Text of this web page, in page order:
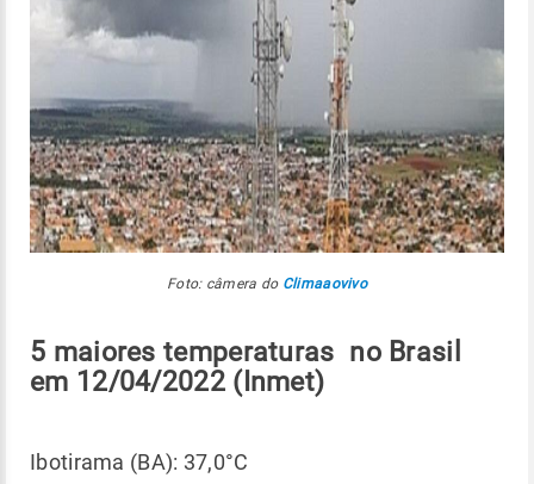
Foto: câmera do Climaaovivo
5 maiores temperaturas no Brasil
em 12/04/2022 (Inmet)
Ibotirama (BA): 37,0°C